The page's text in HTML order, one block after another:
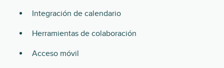
Integración de calendario
Herramientas de colaboración
Acceso móvil